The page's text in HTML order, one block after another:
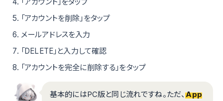
「アカウント」をタップ
「アカウントを削除」をタップ
メールアドレスを入力
「DELETE」と入力して確認
「アカウントを完全に削除する」をタップ
基本的にはPC版と同じ流れですね。ただ、App